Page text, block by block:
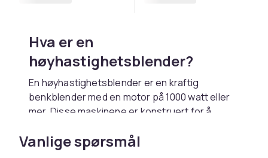
Hva er en
høyhastighetsblender?
En høyhastighetsblender er en kraftig
benkblender med en motor på 1000 watt eller
mer. Disse maskinene er konstruert for å
frukt, frosne grønnsaker, hele nøtter,
isterninger og til og med fiberholdige
Vanlige spørsmål